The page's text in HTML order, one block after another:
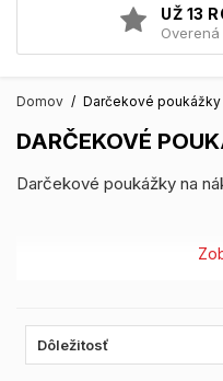
UŽ 13
Domov Darčekové poukážky
DARČEKOVÉ
Darčekové poukážky na
Dôležitosť